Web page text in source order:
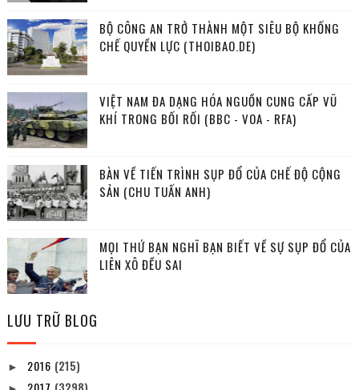
BỘ CÔNG AN TRỞ THÀNH MỘT SIÊU BỘ KHỐNG
CHẾ QUYỀN LỰC (THOIBAO.DE)
VIỆT NAM ĐA DẠNG HÓA NGUỒN CUNG CẤP VŨ
KHÍ TRONG BỐI RỐI (BBC - VOA - RFA)
BÀN VỀ TIẾN TRÌNH SỤP ĐỔ CỦA CHẾ ĐỘ CỘNG
SẢN (CHU TUẤN ANH)
MỌI THỨ BẠN NGHĨ BẠN BIẾT VỀ SỰ SỤP ĐỔ CỦA
LIÊN XÔ ĐỀU SAI
LƯU TRỮ BLOG
► 2016 (215)